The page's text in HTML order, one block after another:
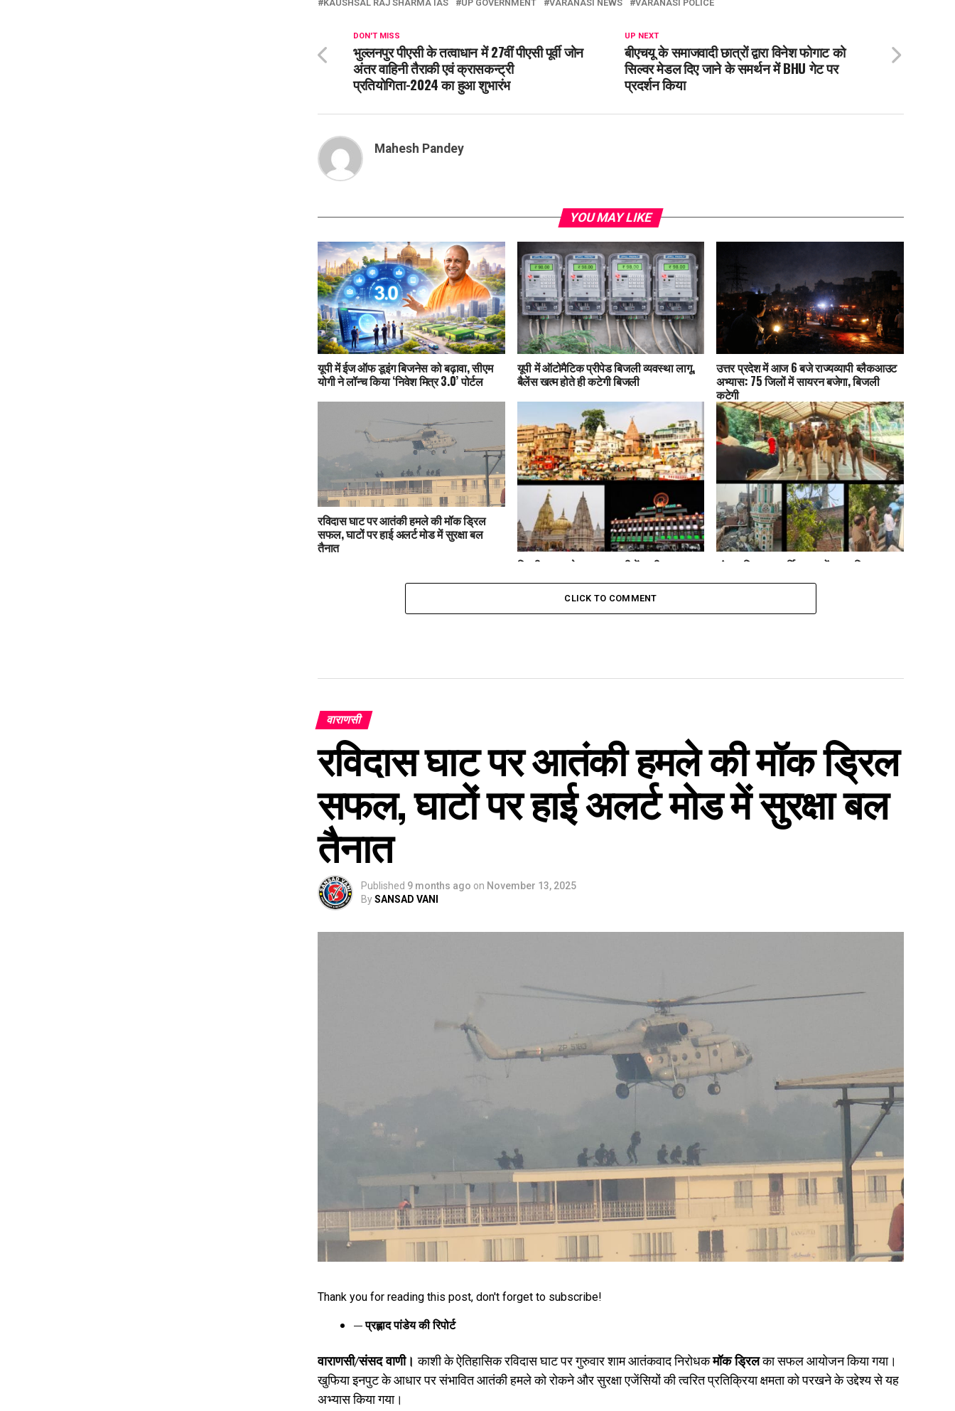
KAUSHSAL RAJ SHARMA IAS
UP GOVERNMENT VARANASI NEWS VARANASI POLICE
UP NEXT
बीएचयू के समाजवादी छात्रों द्वारा विनेश फोगाट को
सिल्वर मेडल दिए जाने के समर्थन में BHU गेट पर
प्रदर्शन किया
DON'T MISS
भुल्लनपुर पीएसी के तत्वाधान में 27वीं पीएसी पूर्वी जोन
अंतर वाहिनी तैराकी एवं क्रासकन्ट्री
प्रतियोगिता-2024 का हुआ शुभारंभ
Mahesh Pandey
YOU MAY LIKE
यूपी में ईज ऑफ डूइंग बिजनेस को बढ़ावा, सीएम
योगी ने लॉन्च किया ‘निवेश मित्र 3.0’ पोर्टल
यूपी में ऑटोमैटिक प्रीपेड बिजली व्यवस्था लागू,
बैलेंस खत्म होते ही कटेगी बिजली
उत्तर प्रदेश में आज 6 बजे राज्यव्यापी ब्लैकआउट
अभ्यास: 75 जिलों में सायरन बजेगा, बिजली
कटेगी
रविदास घाट पर आतंकी हमले की मॉक ड्रिल
सफल, घाटों पर हाई अलर्ट मोड में सुरक्षा बल
तैनात
दिल्ली ब्लास्ट के बाद वाराणसी में कड़ी सुरक्षा:
काशी विश्वनाथ धाम से कैंट स्टेशन तक अलर्ट
लंका पुलिस का धार्मिक स्थलों पर ध्वनि प्रदूषण
अभियान, नूरी और अंजुमन मस्जिद से 3
CLICK TO COMMENT
वाराणसी
रविदास घाट पर आतंकी हमले की मॉक ड्रिल
सफल, घाटों पर हाई अलर्ट मोड में सुरक्षा बल
तैनात
Published 9 months ago on November 13, 2025
BySANSAD VANI
Thank you for reading this post, don't forget to subscribe!
— प्रह्लाद पांडेय की रिपोर्ट
वाराणसी/संसद वाणी।काशी के ऐतिहासिक रविदास घाट पर गुरुवार शाम आतंकवाद निरोधकमॉक ड्रिलका सफल आयोजन किया गया।
खुफिया इनपुट के आधार पर संभावित आतंकी हमले को रोकने और सुरक्षा एजेंसियों की त्वरित प्रतिक्रिया क्षमता को परखने के उद्देश्य से यह
अभ्यास किया गया।